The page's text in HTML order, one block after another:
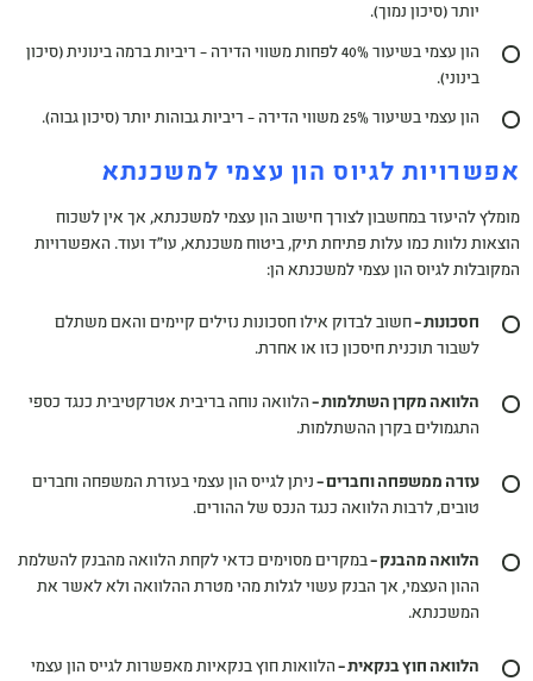
יותר (סיכון נמוך).
הון עצמי בשיעור 40% לפחות משווי הדירה – ריביות ברמה בינונית (סיכון
בינוני).
הון עצמי בשיעור 25% משווי הדירה – ריביות גבוהות יותר (סיכון גבוה).
אפשרויות לגיוס הון עצמי למשכנתא
מומלץ להיעזר במחשבון לצורך חישוב הון עצמי למשכנתא, אך אין לשכוח
הוצאות נלוות כמו עלות פתיחת תיק, ביטוח משכנתא, עו"ד ועוד. האפשרויות
המקובלות לגיוס הון עצמי למשכנתא הן:
חסכונות –חשוב לבדוק אילו חסכונות נזילים קיימים והאם משתלם
לשבור תוכנית חיסכון כזו או אחרת.
הלוואה מקרן השתלמות – הלוואה נוחה בריבית אטרקטיבית כנגד כספי
התגמולים בקרן ההשתלמות.
עזרה ממשפחה וחברים – ניתן לגייס הון עצמי בעזרת המשפחה וחברים
טובים, לרבות הלוואה כנגד הנכס של ההורים.
הלוואה מהבנק –במקרים מסוימים כדאי לקחת הלוואה מהבנק להשלמת
ההון העצמי, אך הבנק עשוי לגלות מהי מטרת ההלוואה ולא לאשר את
המשכנתא.
הלוואה חוץ בנקאית – הלוואות חוץ בנקאיות מאפשרות לגייס הון עצמי